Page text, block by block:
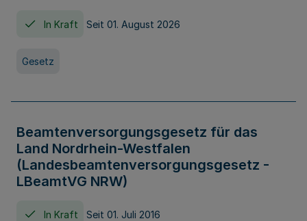
In Kraft Seit 01. August 2026
Gesetz
Beamtenversorgungsgesetz für das
Land Nordrhein-Westfalen
(Landesbeamtenversorgungsgesetz -
LBeamtVG NRW)
In Kraft Seit 01. Juli 2016